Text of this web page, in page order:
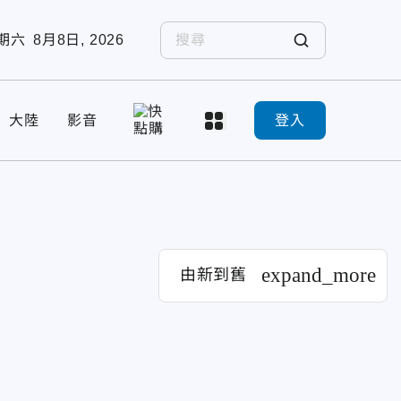
六 8月8日, 2026
大陸 影音 登入
由新到舊 expand_more